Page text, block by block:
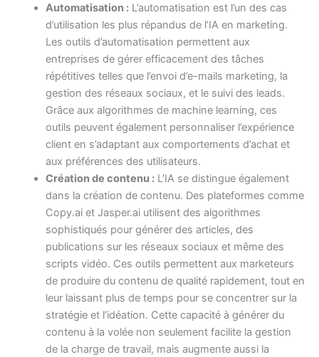
Automatisation :L’automatisation est l’un des cas
d’utilisation les plus répandus de l’IA en marketing.
Les outils d’automatisation permettent aux
entreprises de gérer efficacement des tâches
répétitives telles que l’envoi d’e-mails marketing, la
gestion des réseaux sociaux, et le suivi des leads.
Grâce aux algorithmes de machine learning, ces
outils peuvent également personnaliser l’expérience
client en s’adaptant aux comportements d’achat et
aux préférences des utilisateurs.
Création de contenu :L’IA se distingue également
dans la création de contenu. Des plateformes comme
Copy.ai et Jasper.ai utilisent des algorithmes
sophistiqués pour générer des articles, des
publications sur les réseaux sociaux et même des
scripts vidéo. Ces outils permettent aux marketeurs
de produire du contenu de qualité rapidement, tout en
leur laissant plus de temps pour se concentrer sur la
stratégie et l’idéation. Cette capacité à générer du
contenu à la volée non seulement facilite la gestion
de la charge de travail, mais augmente aussi la